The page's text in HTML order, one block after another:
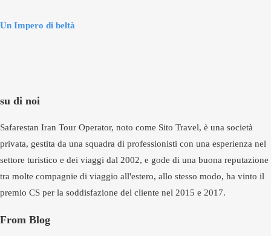
Un Impero di beltà
su di noi
Safarestan Iran Tour Operator, noto come Sito Travel, è una società
privata, gestita da una squadra di professionisti con una esperienza nel
settore turistico e dei viaggi dal 2002, e gode di una buona reputazione
tra molte compagnie di viaggio all'estero, allo stesso modo, ha vinto il
premio CS per la soddisfazione del cliente nel 2015 e 2017.
From Blog